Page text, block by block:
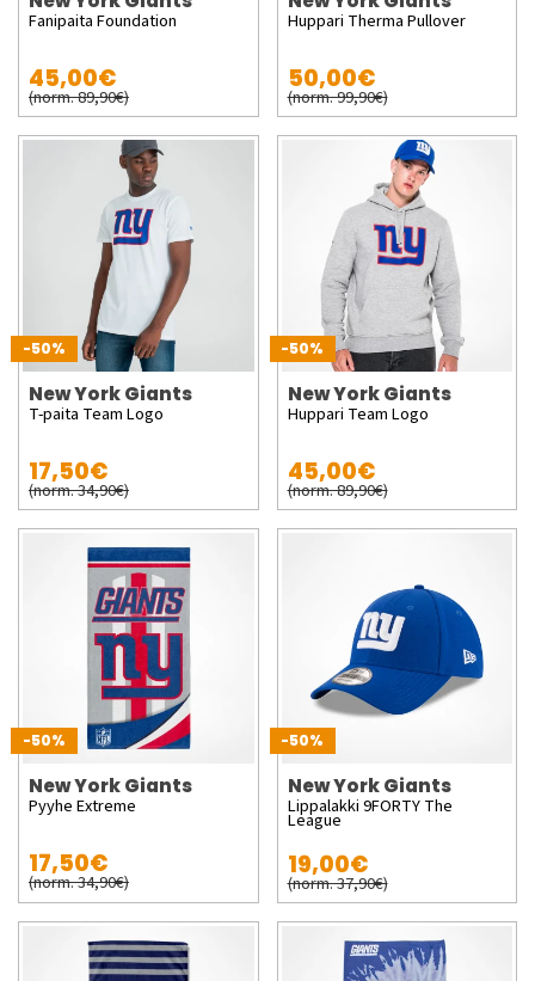
Fanipaita Foundation
45,00€
(norm. 89,90€)
Huppari Therma Pullover
50,00€
(norm. 99,90€)
-50%
New York Giants
T-paita Team Logo
17,50€
(norm. 34,90€)
-50%
New York Giants
Huppari Team Logo
45,00€
(norm. 89,90€)
-50%
New York Giants
Pyyhe Extreme
17,50€
(norm. 34,90€)
-50%
New York Giants
Lippalakki 9FORTY The
League
19,00€
(norm. 37,90€)